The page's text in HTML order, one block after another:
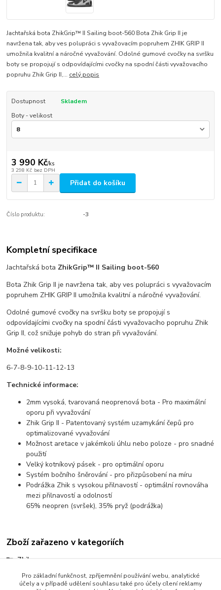
Jachtařská bota ZhikGrip™ II Sailing boot-560 Bota Zhik Grip II je
navržena tak, aby ves polupráci s vyvažovacím popruhem ZHIK GRIP II
umožnila kvalitní a náročné vyvažování. Odolné gumové cvočky na svršku
boty se propojují s odpovídajícími cvočky na spodní části vyvažovacího
popruhu Zhik Grip II,... celý popis
Dostupnost
Skladem
Boty - velikost
3 990 Kč/ks
3 298 Kč bez DPH
Přidat do košíku
Číslo produktu: -3
Kompletní specifikace
Jachtařská bota ZhikGrip™ II Sailing boot-560
Bota Zhik Grip II je navržena tak, aby ves polupráci s vyvažovacím
popruhem ZHIK GRIP II umožnila kvalitní a náročné vyvažování.
Odolné gumové cvočky na svršku boty se propojují s
odpovídajícími cvočky na spodní části vyvažovacího popruhu Zhik
Grip II, což snižuje pohyb do stran při vyvažování.
Možné velikosti:
6-7-8-9-10-11-12-13
Technické informace:
2mm vysoká, tvarovaná neoprenová bota - Pro maximální
oporu při vyvažování
Zhik Grip II - Patentovaný systém uzamykání čepů pro
optimalizované vyvažování
Možnost aretace v jakémkoli úhlu nebo poloze - pro snadné
použití
Velký kotníkový pásek - pro optimální oporu
Systém bočního šněrování - pro přizpůsobení na míru
Podrážka Zhik s vysokou přilnavostí - optimální rovnováha
mezi přilnavostí a odolností
65% neopren (svršek), 35% pryž (podrážka)
Zboží zařazeno v kategoriích
Zhik
ILCA & Laser - příslušenství
Pro základní funkčnost, zpříjemnění používání webu, analytické
účely a v případě udělení souhlasu také pro účely cílení reklamy